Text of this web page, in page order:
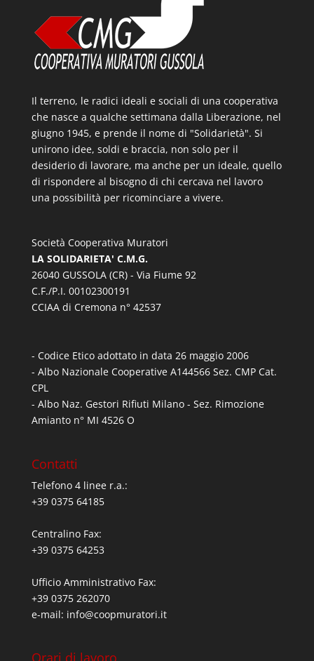
Il terreno, le radici ideali e sociali di una cooperativa
che nasce a qualche settimana dalla Liberazione, nel
giugno 1945, e prende il nome di "Solidarietà". Si
unirono idee, soldi e braccia, non solo per il
desiderio di lavorare, ma anche per un ideale, quello
di rispondere al bisogno di chi cercava nel lavoro
una possibilità per ricominciare a vivere.
Società Cooperativa Muratori
LA SOLIDARIETA' C.M.G.
26040 GUSSOLA (CR) - Via Fiume 92
C.F./P.I. 00102300191
CCIAA di Cremona n° 42537
- Codice Etico adottato in data 26 maggio 2006
- Albo Nazionale Cooperative A144566 Sez. CMP Cat.
CPL
- Albo Naz. Gestori Rifiuti Milano - Sez. Rimozione
Amianto n° MI 4526 O
Contatti
Telefono 4 linee r.a.:
+39 0375 64185
Centralino Fax:
+39 0375 64253
Ufficio Amministrativo Fax:
+39 0375 262070
e-mail: info@coopmuratori.it
Orari di lavoro